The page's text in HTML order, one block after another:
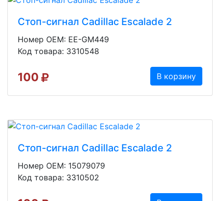
Стоп-сигнал Cadillac Escalade 2
Номер OEM: EE-GM449
Код товара: 3310548
100 В корзину
Стоп-сигнал Cadillac Escalade 2
Номер OEM: 15079079
Код товара: 3310502